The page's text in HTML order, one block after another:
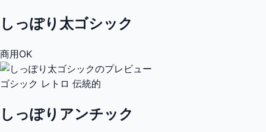
しっぽり太ゴシック
商用OK
ゴシック レトロ 伝統的
しっぽりアンチック